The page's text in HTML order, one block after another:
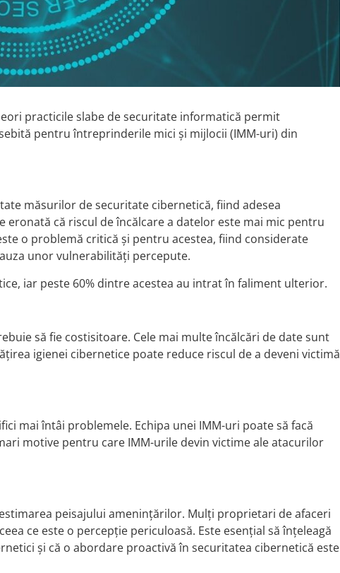
practicile slabe de securitate informatică permit
pentru întreprinderile mici și mijlocii (IMM-uri) din
măsurilor de securitate cibernetică, fiind adesea
că riscul de încălcare a datelor este mai mic pentru
o problemă critică și pentru acestea, fiind considerate
unor vulnerabilități percepute.
iar peste 60% dintre acestea au intrat în faliment ulterior.
să fie costisitoare. Cele mai multe încălcări de date sunt
igienei cibernetice poate reduce riscul de a deveni victimă
mai întâi problemele. Echipa unei IMM-uri poate să facă
motive pentru care IMM-urile devin victime ale atacurilor
peisajului amenințărilor. Mulți proprietari de afaceri
ce este o percepție periculoasă. Este esențial să înțeleagă
și că o abordare proactivă în securitatea cibernetică este